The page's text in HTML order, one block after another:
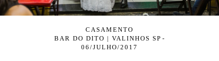
CASAMENTO
BAR DO DITO | VALINHOS SP
06/JULHO/2017